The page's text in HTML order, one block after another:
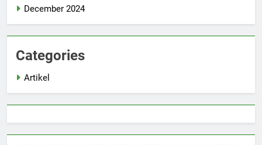
December 2024
Categories
Artikel